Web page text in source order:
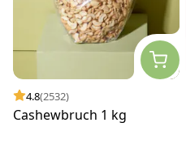
4.8(2532)
Cashewbruch 1 kg